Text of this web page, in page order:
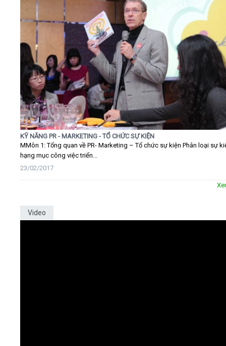
KỸ NĂNG PR - MARKETING - TỔ CHỨC SỰ KIỆN
MMôn 1: Tổng quan về PR- Marketing – Tổ chức sự kiện Phân loại sự
hạng mục công việc triển...
23/02/2017
Video